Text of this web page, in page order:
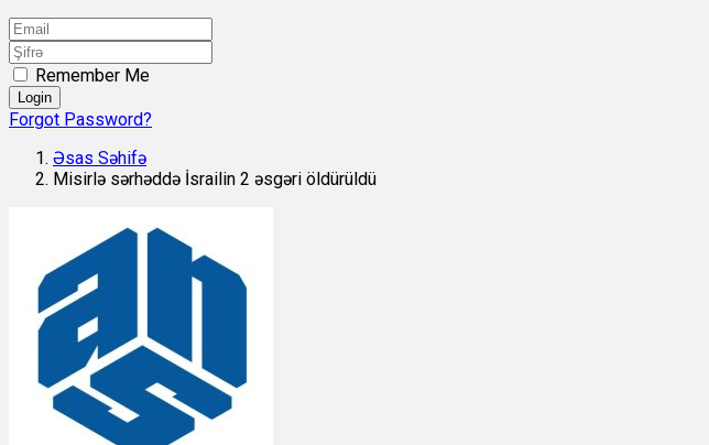
Remember Me
Login
Forgot Password?
Əsas Səhifə
Misirlə sərhəddə İsrailin 2 əsgəri öldürüldü